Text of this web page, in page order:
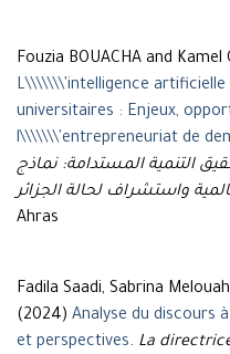
Fouzia BOUACHA and Kamel
L\\\\\\\'intelligence artificielle
universitaires : Enjeux,
l\\\\\\\'entrepreneuriat de
التنمية المستدامة: نماذج
واستشراف لحالة الجزائر
Ahras
Fadila Saadi, Sabrina
(2024) Analyse du discours
et perspectives. La